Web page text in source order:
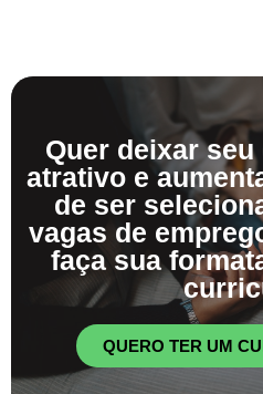
Quer deixar
atrativo e
de ser
vagas de
faça sua
QUERO TER UM